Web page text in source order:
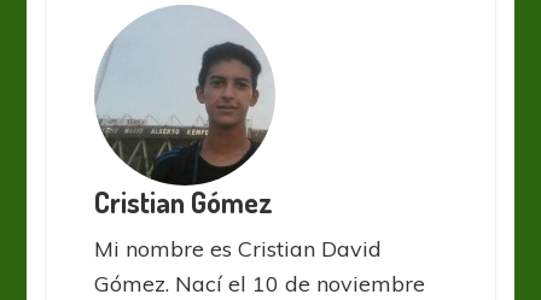
Cristian Gómez
Mi nombre es Cristian David
Gómez. Nací el 10 de noviembre